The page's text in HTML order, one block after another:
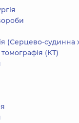
судинна
(КТ)